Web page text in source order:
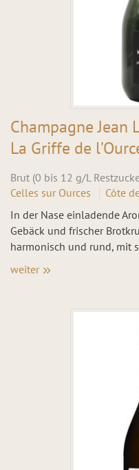
Champagne Jean
La Griffe de
Brut (0 bis 12 g/L
Celles sur Ources
Côte
In der Nase einladende
Gebäck und frischer
harmonisch und rund, mit
weiter